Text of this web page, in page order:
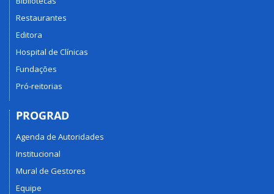
Restaurantes
Editora
Hospital de Clínicas
Fundações
Pró-reitorias
PROGRAD
Agenda de Autoridades
Institucional
Mural de Gestores
Equipe